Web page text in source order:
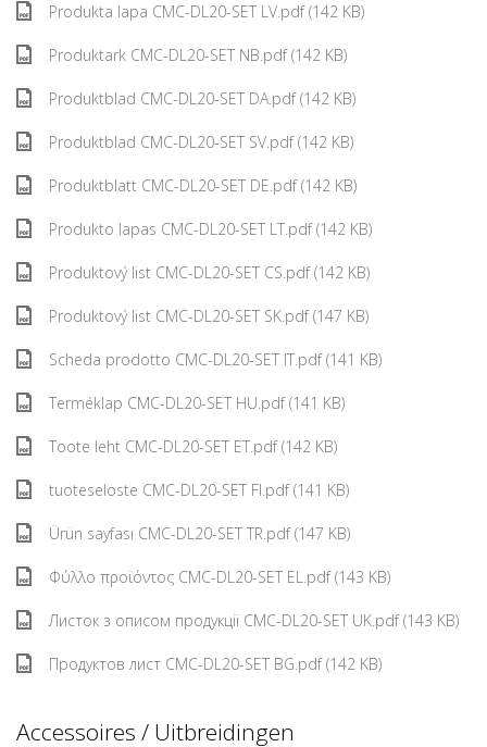
Produkta lapa CMC-DL20-SET LV.pdf (142 KB)
Produktark CMC-DL20-SET NB.pdf (142 KB)
Produktblad CMC-DL20-SET DA.pdf (142 KB)
Produktblad CMC-DL20-SET SV.pdf (142 KB)
Produktblatt CMC-DL20-SET DE.pdf (142 KB)
Produkto lapas CMC-DL20-SET LT.pdf (142 KB)
Produktový list CMC-DL20-SET CS.pdf (142 KB)
Produktový list CMC-DL20-SET SK.pdf (147 KB)
Scheda prodotto CMC-DL20-SET IT.pdf (141 KB)
Terméklap CMC-DL20-SET HU.pdf (141 KB)
Toote leht CMC-DL20-SET ET.pdf (142 KB)
tuoteseloste CMC-DL20-SET FI.pdf (141 KB)
Ürün sayfası CMC-DL20-SET TR.pdf (147 KB)
Φύλλο προϊόντος CMC-DL20-SET EL.pdf (143 KB)
Листок з описом продукції CMC-DL20-SET UK.pdf (143 KB)
Продуктов лист CMC-DL20-SET BG.pdf (142 KB)
Accessoires / Uitbreidingen